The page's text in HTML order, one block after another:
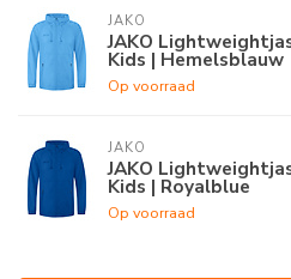
JAKO
JAKO
Kids | Hemelsblauw
Op voorraad
JAKO
JAKO
Kids | Royalblue
Op voorraad